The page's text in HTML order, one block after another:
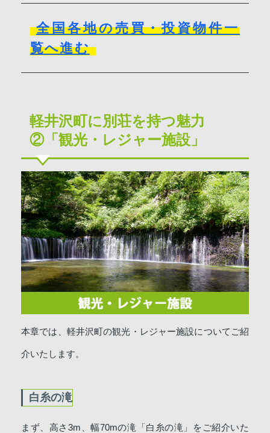
全国各地の売買・投資物件一
覧へ進む
軽井沢町に別荘を持つ魅力
②「観光・レジャー施設」
本章では、軽井沢町の観光・レジャー施設についてご紹
介いたします。
白糸の滝
まず、高さ3m、幅70mの滝「白糸の滝」をご紹介いた